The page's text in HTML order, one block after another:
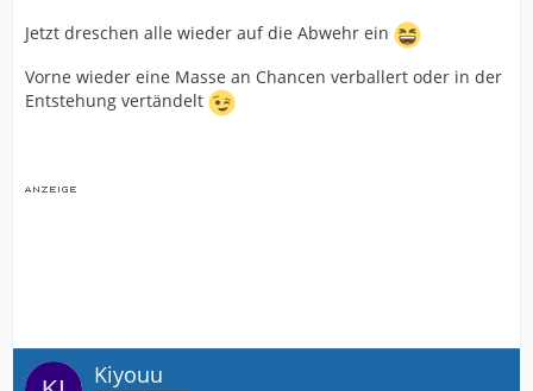
Jetzt dreschen alle wieder auf die Abwehr ein
Vorne wieder eine Masse an Chancen verballert oder in der
Entstehung vertändelt
Kiyouu